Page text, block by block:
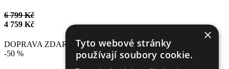
6 799 Kč
4 759 Kč
DOPRAVA ZDARMA
-50 %
×
Tyto webové stránky
používají soubory cookie.